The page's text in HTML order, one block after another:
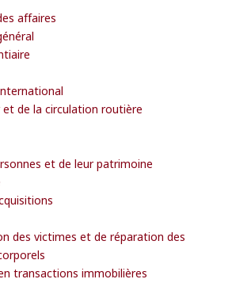
affaires
de la circulation routière
et de leur patrimoine
des victimes et de réparation des
transactions immobilières